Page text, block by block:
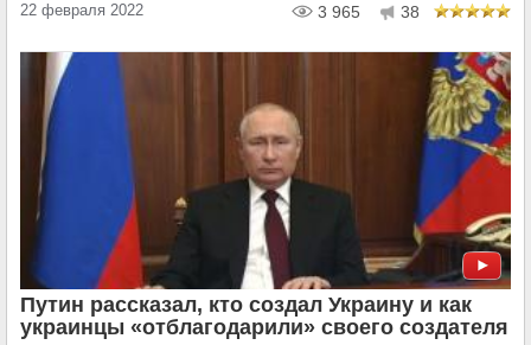
22 февраля 2022 3 965 38
Путин рассказал, кто создал Украину и как
украинцы «отблагодарили» своего создателя